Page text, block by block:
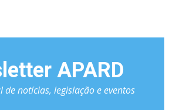
APARD
de notícias, legislação e eventos